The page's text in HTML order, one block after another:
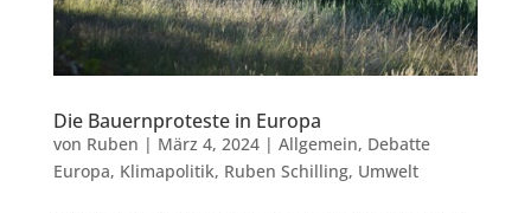
Die Bauernproteste in Europa
von Ruben | März 4, 2024| Allgemein, Debatte
Europa, Klimapolitik, Ruben Schilling, Umwelt